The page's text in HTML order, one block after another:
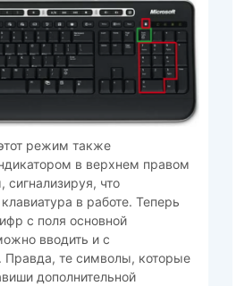
режим также
в верхнем правом
сигнализируя, что
в работе. Теперь
с поля основной
вводить и с
Правда, те символы, которые
дополнительной